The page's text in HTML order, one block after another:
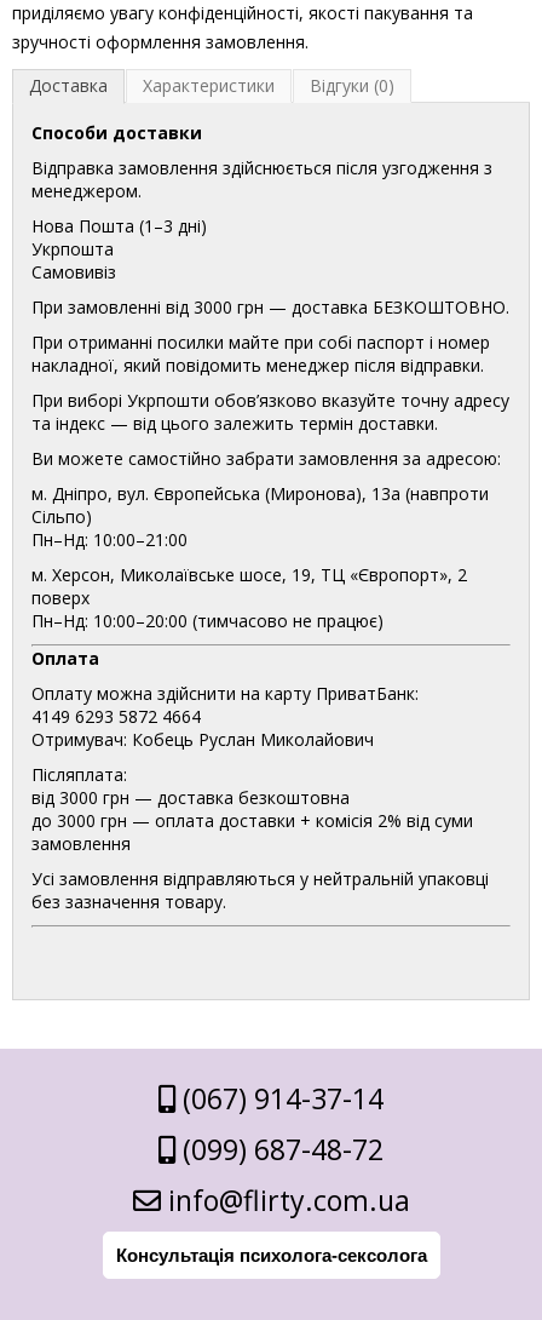
приділяємо увагу конфіденційності, якості пакування та
зручності оформлення замовлення.
Доставка
Характеристики Відгуки (0)
Способи доставки
Відправка замовлення здійснюється після узгодження з
менеджером.
Нова Пошта (1–3 дні)
Укрпошта
Самовивіз
При замовленні від 3000 грн — доставка БЕЗКОШТОВНО.
При отриманні посилки майте при собі паспорт і номер
накладної, який повідомить менеджер після відправки.
При виборі Укрпошти обов’язково вказуйте точну адресу
та індекс — від цього залежить термін доставки.
Ви можете самостійно забрати замовлення за адресою:
м. Дніпро, вул. Європейська (Миронова), 13а (навпроти
Сільпо)
Пн–Нд: 10:00–21:00
м. Херсон, Миколаївське шосе, 19, ТЦ «Європорт», 2
поверх
Пн–Нд: 10:00–20:00 (тимчасово не працює)
Оплата
Оплату можна здійснити на карту ПриватБанк:
4149 6293 5872 4664
Отримувач: Кобець Руслан Миколайович
Післяплата:
від 3000 грн — доставка безкоштовна
до 3000 грн — оплата доставки + комісія 2% від суми
замовлення
Усі замовлення відправляються у нейтральній упаковці
без зазначення товару.
(067) 914-37-14
(099) 687-48-72
info@flirty.com.ua
Консультація психолога-сексолога